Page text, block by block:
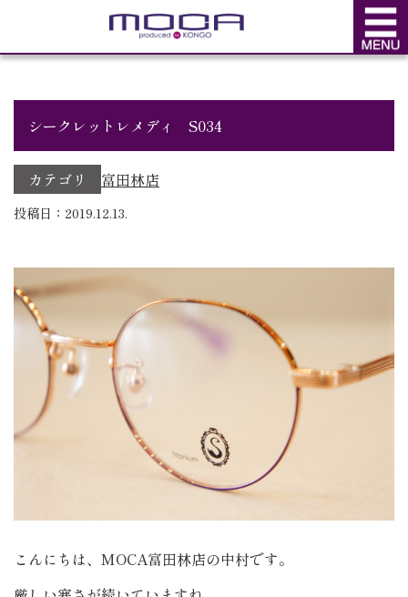
BLOG
シークレットレメディ S034
カテゴリ 富田林店
投稿日：2019.12.13.
こんにちは、MOCA富田林店の中村です。